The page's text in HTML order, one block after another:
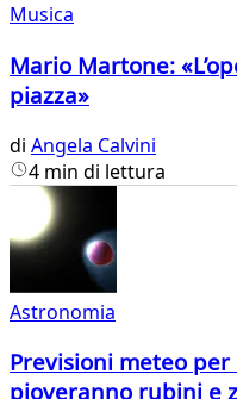
Musica
Mario Martone:
piazza»
di Angela Calvini
4 min di lettura
Astronomia
Previsioni meteo
pioveranno rubini e